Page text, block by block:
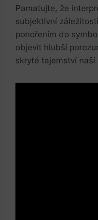
Pamatujte, že
subjektivní
ponořením do
objevit hlubší
skryté tajemství naší